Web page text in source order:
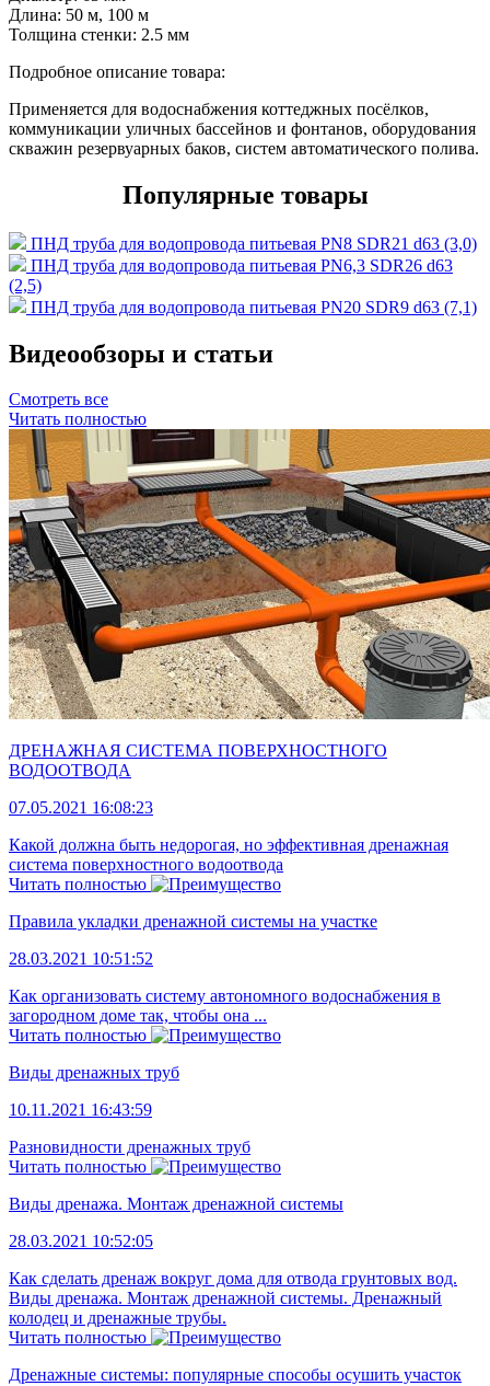
Длина: 50 м, 100 м
Толщина стенки: 2.5 мм
Подробное описание товара:
Применяется для водоснабжения коттеджных посёлков,
коммуникации уличных бассейнов и фонтанов, оборудования
скважин резервуарных баков, систем автоматического полива.
Популярные товары
ПНД труба для водопровода питьевая PN8 SDR21 d63 (3,0)
ПНД труба для водопровода питьевая PN6,3 SDR26 d63
(2,5)
ПНД труба для водопровода питьевая PN20 SDR9 d63 (7,1)
Видеообзоры и статьи
Смотреть все
Читать полностью
ДРЕНАЖНАЯ СИСТЕМА ПОВЕРХНОСТНОГО
ВОДООТВОДА
07.05.2021 16:08:23
Какой должна быть недорогая, но эффективная дренажная
система поверхностного водоотвода
Читать полностью
Правила укладки дренажной системы на участке
28.03.2021 10:51:52
Как организовать систему автономного водоснабжения в
загородном доме так, чтобы она ...
Читать полностью
Виды дренажных труб
10.11.2021 16:43:59
Разновидности дренажных труб
Читать полностью
Виды дренажа. Монтаж дренажной системы
28.03.2021 10:52:05
Как сделать дренаж вокруг дома для отвода грунтовых вод.
Виды дренажа. Монтаж дренажной системы. Дренажный
колодец и дренажные трубы.
Читать полностью
Дренажные системы: популярные способы осушить участок